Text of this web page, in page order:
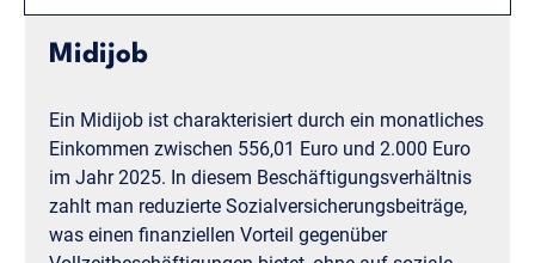
von Ausstellungen und dem Kundenservice. Diese
Tätigkeit ermöglicht ihr nicht nur einen Einblick in
die Kunstszene, sondern auch eine flexible
Studienplan vereinbaren lässt.
Midijob
Ein Midijob ist charakterisiert durch ein monatliches
Einkommen zwischen 556,01 Euro und 2.000 Euro
im Jahr 2025. In diesem Beschäftigungsverhältnis
zahlt man reduzierte Sozialversicherungsbeiträge,
was einen finanziellen Vorteil gegenüber